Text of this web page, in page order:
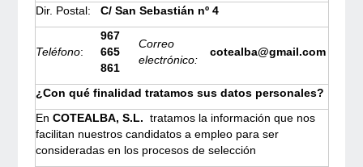
Dir. Postal:
C/ San Sebastián nº 4
Teléfono:
967
665
861
Correo
electrónico:
cotealba@gmail.com
¿Con qué finalidad tratamos sus datos personales?
En COTEALBA, S.L. tratamos la información que nos
facilitan nuestros candidatos a empleo para ser
consideradas en los procesos de selección